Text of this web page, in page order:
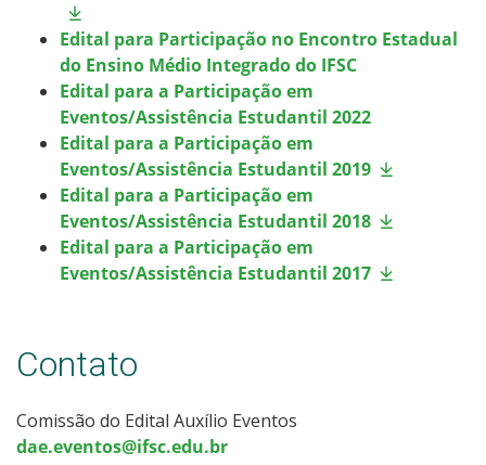
Edital para Participação no Encontro Estadual
do Ensino Médio Integrado do IFSC
Edital para a Participação em
Eventos/Assistência Estudantil 2022
Edital para a Participação em
Eventos/Assistência Estudantil 2019
Edital para a Participação em
Eventos/Assistência Estudantil 2018
Edital para a Participação em
Eventos/Assistência Estudantil 2017
Contato
Comissão do Edital Auxílio Eventos
dae.eventos@ifsc.edu.br